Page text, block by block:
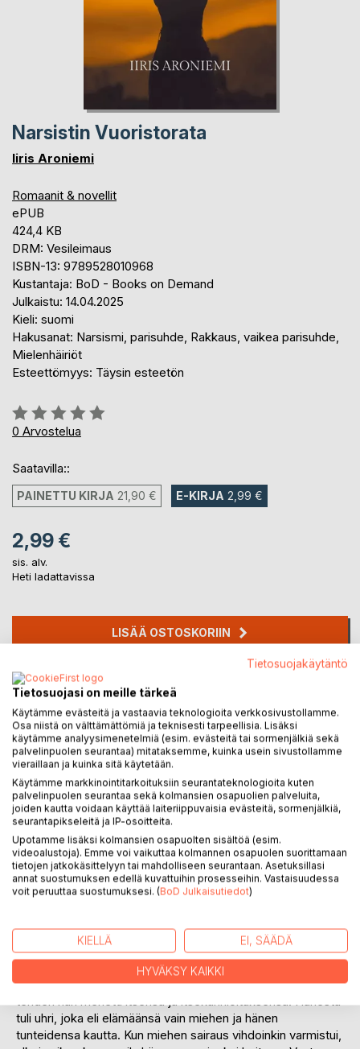
Narsistin Vuoristorata
Iiris Aroniemi
Romaanit & novellit
ePUB
424,4 KB
DRM: Vesileimaus
ISBN-13: 9789528010968
Kustantaja: BoD - Books on Demand
Julkaistu: 14.04.2025
Kieli: suomi
Hakusanat: Narsismi, parisuhde, Rakkaus, vaikea parisuhde,
Mielenhäiriöt
Esteettömyys: Täysin esteetön
Arvostelu::
0%
0 Arvostelua
Saatavilla::
PAINETTU KIRJA 21,90 € E-KIRJA 2,99 €
2,99 €
sis. alv.
Heti ladattavissa
LISÄÄ OSTOSKORIIN
Lisää muistilistalle
Arvostele tuote
KUVAUS
Iiris eli kymmenen vuotta vaikeaa narsismia ja
kaksisuuntaista mielialahäiriötä sairastavan miehen kanssa.
Alussa tähtiin kirjoitettu rakkaustarina alkoi saada yhä
todellisiin tapahtumiin perustuvassa kirjassaan Iiris kuvaa,
miten mies sai hänestä vähitellen henkisen yliotteen.
Samaan aikaan Iiris luuli, että rakastamalla vielä enemmän ja
unohtamalla kokemansa, hän voisi pelastaa suhteen. Näin
tehden hän menetti itsensä ja itsekunnioituksensa. Hänestä
tuli uhri, joka eli elämäänsä vain miehen ja hänen
tunteidensa kautta. Kun miehen sairaus vihdoinkin varmistui,
Tietosuojakäytäntö
Tietosuojasi on meille tärkeä
Käytämme evästeitä ja vastaavia teknologioita verkkosivustollamme.
Osa niistä on välttämättömiä ja teknisesti tarpeellisia. Lisäksi
käytämme analyysimenetelmiä (esim. evästeitä tai sormenjälkiä sekä
palvelinpuolen seurantaa) mitataksemme, kuinka usein sivustollamme
vieraillaan ja kuinka sitä käytetään.
Käytämme markkinointitarkoituksiin seurantateknologioita kuten
palvelinpuolen seurantaa sekä kolmansien osapuolien palveluita,
joiden kautta voidaan käyttää laiteriippuvaisia evästeitä, sormenjälkiä,
seurantapikseleitä ja IP-osoitteita.
Upotamme lisäksi kolmansien osapuolten sisältöä (esim.
videoalustoja). Emme voi vaikuttaa kolmannen osapuolen suorittamaan
tietojen jatkokäsittelyyn tai mahdolliseen seurantaan. Asetuksillasi
annat suostumuksen edellä kuvattuihin prosesseihin. Vastaisuudessa
voit peruuttaa suostumuksesi. (BoD Julkaisutiedot)
KIELLÄ EI, SÄÄDÄ
HYVÄKSY KAIKKI